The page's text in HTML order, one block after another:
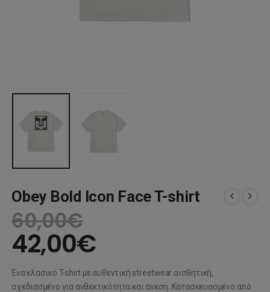
Obey Bold Icon Face T-shirt
60,00€
42,00€
Ένα κλασικό T-shirt με αυθεντική streetwear αισθητική,
σχεδιασμένο για ανθεκτικότητα και άνεση. Κατασκευασμένο από